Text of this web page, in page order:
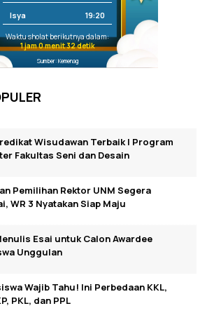
Isya 19:20
Waktu sholat berikutnya dalam:
1 jam 0 menit 31 detik
Sumber: Kemenag
Wisudawan Terbaik I Program
Fakultas Seni dan Desain
Pemilihan Rektor UNM Segera
WR 3 Nyatakan Siap Maju
Esai untuk Calon Awardee
Unggulan
Wajib Tahu! Ini Perbedaan KKL,
PKL, dan PPL